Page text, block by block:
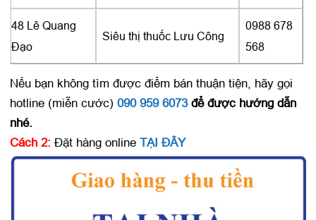
48 Lê Quang
Đạo
Siêu thị thuốc Lưu Công
0988 678
568
Nếu bạn không tìm được điểm bán thuận tiện, hãy gọi
hotline (miễn cước) 090 959 6073để được hướng dẫn
nhé.
Cách 2: Đặt hàng online TẠI ĐÂY